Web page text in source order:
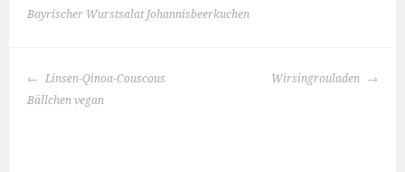
Bayrischer Wurstsalat Johannisbeerkuchen
BEITRAGS-
NAVIGATION
Linsen-Qinoa-Couscous
Bällchen vegan
Wirsingrouladen